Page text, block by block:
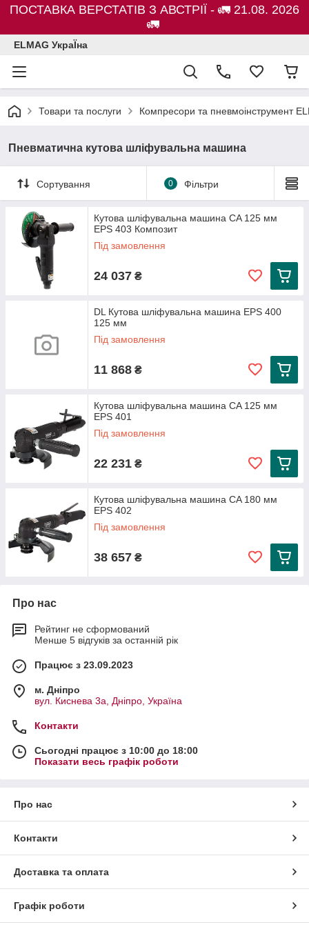
ПОСТАВКА ВЕРСТАТІВ З АВСТРІЇ - 🚛 21.08. 2026
🚛
ELMAG УкраЇна
Товари та послуги Компресори та пневмоінструмент
Пневматична кутова шліфувальна машина
Сортування 0 Фільтри
Кутова шліфувальна машина CA 125 мм
EPS 403 Композит
Під замовлення
24 037 ₴
DL Кутова шліфувальна машина EPS 400
125 мм
Під замовлення
11 868 ₴
Кутова шліфувальна машина CA 125 мм
EPS 401
Під замовлення
22 231 ₴
Кутова шліфувальна машина CA 180 мм
EPS 402
Під замовлення
38 657 ₴
Про нас
Рейтинг не сформований
Менше 5 відгуків за останній рік
Працює з 23.09.2023
м. Дніпро
вул. Киснева 3а, Дніпро, Україна
Контакти
Сьогодні працює з 10:00 до 18:00
Показати весь графік роботи
Про нас
Контакти
Доставка та оплата
Графік роботи